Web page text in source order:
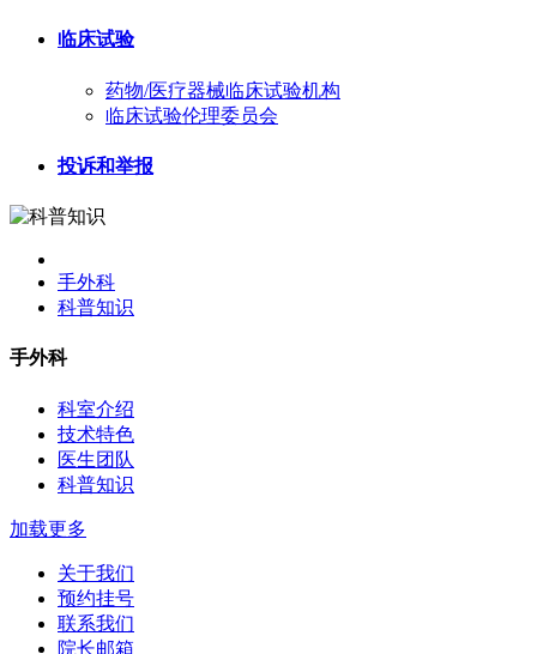
临床试验
药物/医疗器械临床试验机构
临床试验伦理委员会
投诉和举报
手外科
科普知识
手外科
科室介绍
技术特色
医生团队
科普知识
加载更多
关于我们
预约挂号
联系我们
院长邮箱